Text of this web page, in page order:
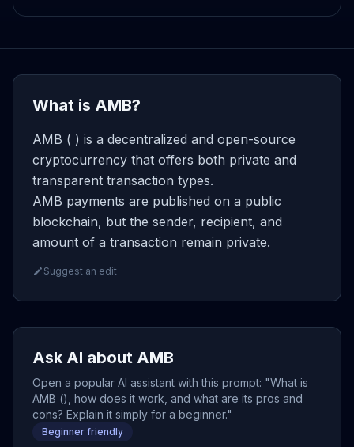
What is AMB?
AMB ( ) is a decentralized and open-source
cryptocurrency that offers both private and
transparent transaction types.
AMB payments are published on a public
blockchain, but the sender, recipient, and
amount of a transaction remain private.
Suggest an edit
Ask AI about AMB
Open a popular AI assistant with this prompt: "What is
AMB (), how does it work, and what are its pros and
cons? Explain it simply for a beginner."
Beginner friendly